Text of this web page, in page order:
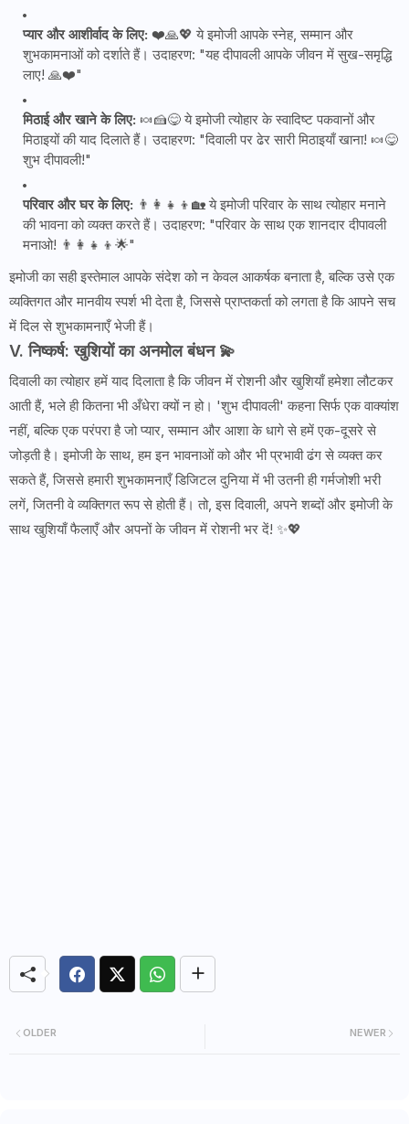
प्यार और आशीर्वाद के लिए: ❤️🙏💖 ये इमोजी आपके स्नेह, सम्मान और
शुभकामनाओं को दर्शाते हैं। उदाहरण: "यह दीपावली आपके जीवन में सुख-समृद्धि
लाए! 🙏❤️"
मिठाई और खाने के लिए: 🍬🍰😋 ये इमोजी त्योहार के स्वादिष्ट पकवानों और
मिठाइयों की याद दिलाते हैं। उदाहरण: "दिवाली पर ढेर सारी मिठाइयाँ खाना! 🍬😋
शुभ दीपावली!"
परिवार और घर के लिए: 👨‍👩‍👧‍👦🏡 ये इमोजी परिवार के साथ त्योहार मनाने
की भावना को व्यक्त करते हैं। उदाहरण: "परिवार के साथ एक शानदार दीपावली
मनाओ! 👨‍👩‍👧‍👦🌟"
इमोजी का सही इस्तेमाल आपके संदेश को न केवल आकर्षक बनाता है, बल्कि उसे एक
व्यक्तिगत और मानवीय स्पर्श भी देता है, जिससे प्राप्तकर्ता को लगता है कि आपने सच
में दिल से शुभकामनाएँ भेजी हैं।
V. निष्कर्ष: खुशियों का अनमोल बंधन 💫
दिवाली का त्योहार हमें याद दिलाता है कि जीवन में रोशनी और खुशियाँ हमेशा लौटकर
आती हैं, भले ही कितना भी अँधेरा क्यों न हो। 'शुभ दीपावली' कहना सिर्फ एक वाक्यांश
नहीं, बल्कि एक परंपरा है जो प्यार, सम्मान और आशा के धागे से हमें एक-दूसरे से
जोड़ती है। इमोजी के साथ, हम इन भावनाओं को और भी प्रभावी ढंग से व्यक्त कर
सकते हैं, जिससे हमारी शुभकामनाएँ डिजिटल दुनिया में भी उतनी ही गर्मजोशी भरी
लगें, जितनी वे व्यक्तिगत रूप से होती हैं। तो, इस दिवाली, अपने शब्दों और इमोजी के
साथ खुशियाँ फैलाएँ और अपनों के जीवन में रोशनी भर दें! ✨💖
NEWER
OLDER